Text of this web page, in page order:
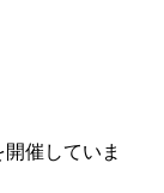
催していま